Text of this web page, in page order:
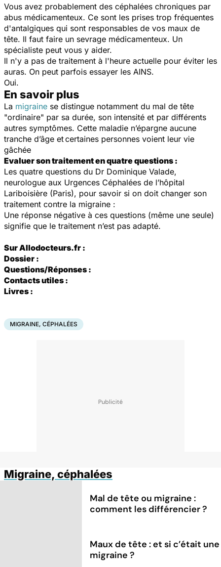
Vous avez probablement des céphalées chroniques par
abus médicamenteux. Ce sont les prises trop fréquentes
d'antalgiques qui sont responsables de vos maux de
tête. Il faut faire un sevrage médicamenteux. Un
spécialiste peut vous y aider.
Il n'y a pas de traitement à l'heure actuelle pour éviter les
auras. On peut parfois essayer les AINS.
Oui.
En savoir plus
La migraine se distingue notamment du mal de tête
"ordinaire" par sa durée, son intensité et par différents
autres symptômes. Cette maladie n’épargne aucune
tranche d’âge etcertaines personnes voient leur vie
gâchée
Evaluer son traitement en quatre questions :
Les quatre questions du Dr Dominique Valade,
neurologue aux Urgences Céphalées de l’hôpital
Lariboisière (Paris), pour savoir si on doit changer son
traitement contre la migraine :
Une réponse négative à ces questions (même une seule)
signifie que le traitement n’est pas adapté.
Sur Allodocteurs.fr :
Dossier :
Questions/Réponses :
Contacts utiles :
Livres :
MIGRAINE, CÉPHALÉES
Migraine, céphalées
Mal de tête ou migraine :
comment les différencier ?
Maux de tête : et si c’était une
migraine ?